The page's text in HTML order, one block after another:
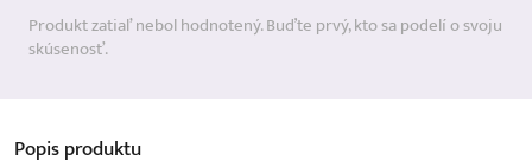
Produkt zatiaľ nebol hodnotený. Buďte prvý, kto sa podelí o svoju
skúsenosť.
Popisproduktu